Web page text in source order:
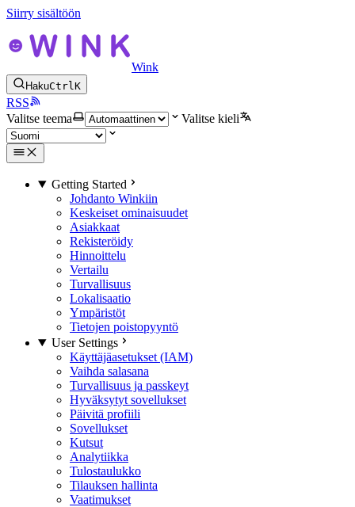
Siirry sisältöön
Wink
HakuCtrlK
RSS
Valitse teema
Valitse kieli
Getting Started
Johdanto Winkiin
Keskeiset ominaisuudet
Asiakkaat
Rekisteröidy
Hinnoittelu
Vertailu
Turvallisuus
Lokalisaatio
Ympäristöt
Tietojen poistopyyntö
User Settings
Käyttäjäasetukset (IAM)
Vaihda salasana
Turvallisuus ja passkeyt
Hyväksytyt sovellukset
Päivitä profiili
Sovellukset
Kutsut
Analytiikka
Tulostaulukko
Tilauksen hallinta
Vaatimukset